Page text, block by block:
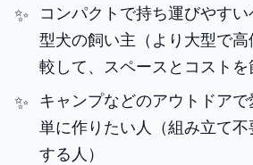
コンパクトで持ち運びやす
型犬の飼い主（より大型で
較して、スペースとコストを
キャンプなどのアウトドア
単に作りたい人（組み立て
する人）